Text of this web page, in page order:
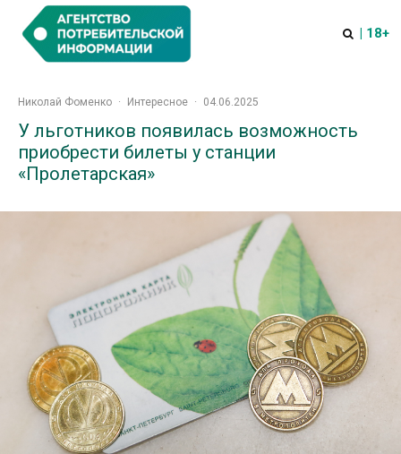
| 18+
Николай Фоменко · Интересное · 04.06.2025
У льготников появилась возможность
приобрести билеты у станции
«Пролетарская»